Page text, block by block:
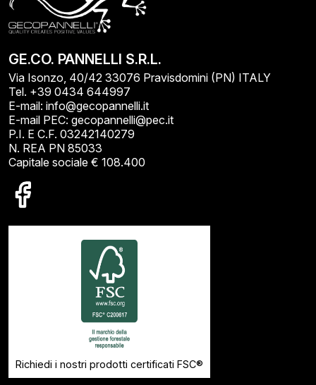
GE.CO. PANNELLI S.R.L.
Via Isonzo, 40/42 33076 Pravisdomini (PN) ITALY
Tel. +39 0434 644997
E-mail: info@gecopannelli.it
E-mail PEC: gecopannelli@pec.it
P.I. E C.F. 03242140279
N. REA PN 85033
Capitale sociale € 108.400
Richiedi i nostri prodotti certificati FSC®